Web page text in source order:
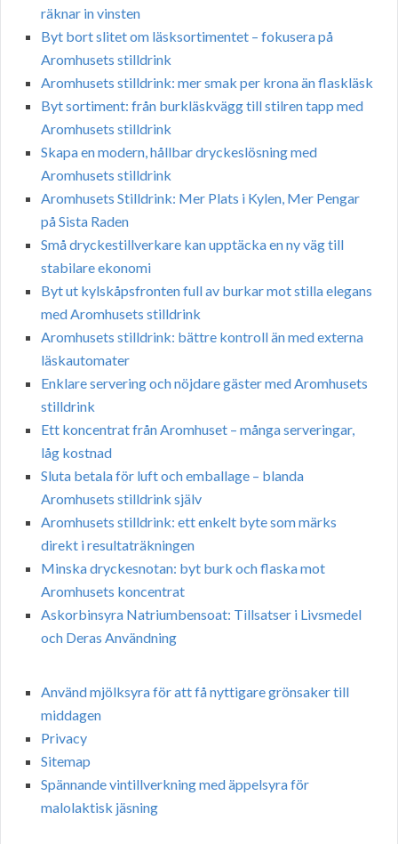
räknar in vinsten
Byt bort slitet om läsksortimentet – fokusera på
Aromhusets stilldrink
Aromhusets stilldrink: mer smak per krona än flaskläsk
Byt sortiment: från burkläskvägg till stilren tapp med
Aromhusets stilldrink
Skapa en modern, hållbar dryckeslösning med
Aromhusets stilldrink
Aromhusets Stilldrink: Mer Plats i Kylen, Mer Pengar
på Sista Raden
Små dryckestillverkare kan upptäcka en ny väg till
stabilare ekonomi
Byt ut kylskåpsfronten full av burkar mot stilla elegans
med Aromhusets stilldrink
Aromhusets stilldrink: bättre kontroll än med externa
läskautomater
Enklare servering och nöjdare gäster med Aromhusets
stilldrink
Ett koncentrat från Aromhuset – många serveringar,
låg kostnad
Sluta betala för luft och emballage – blanda
Aromhusets stilldrink själv
Aromhusets stilldrink: ett enkelt byte som märks
direkt i resultaträkningen
Minska dryckesnotan: byt burk och flaska mot
Aromhusets koncentrat
Askorbinsyra Natriumbensoat: Tillsatser i Livsmedel
och Deras Användning
Använd mjölksyra för att få nyttigare grönsaker till
middagen
Privacy
Sitemap
Spännande vintillverkning med äppelsyra för
malolaktisk jäsning